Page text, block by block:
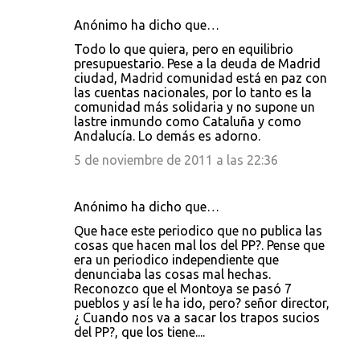
Anónimo ha dicho que…
Todo lo que quiera, pero en equilibrio
presupuestario. Pese a la deuda de Madrid
ciudad, Madrid comunidad está en paz con
las cuentas nacionales, por lo tanto es la
comunidad más solidaria y no supone un
lastre inmundo como Cataluña y como
Andalucía. Lo demás es adorno.
5 de noviembre de 2011 a las 22:36
Anónimo ha dicho que…
Que hace este periodico que no publica las
cosas que hacen mal los del PP?. Pense que
era un periodico independiente que
denunciaba las cosas mal hechas.
Reconozco que el Montoya se pasó 7
pueblos y así le ha ido, pero? señor director,
¿ Cuando nos va a sacar los trapos sucios
del PP?, que los tiene....